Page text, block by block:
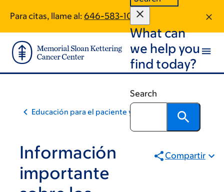
main
content
footer
Para citas, llame al: 646-583-1098
What can
we help you
find today?
Search
Educación para el paciente y la comunidad
Información
importante
Compartir